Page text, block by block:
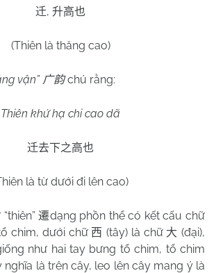
迁, 升高也
(Thiên là thăng cao)
vận” 广韵 chú rằng:
Thiên khứ hạ chi cao dã
迁去下之高也
là từ dưới đi lên cao)
遷dạng phồn thể có kết cấu chữ
chim, dưới chữ 西 (tây) là chữ 大 (đại),
như hai tay bưng tổ chim, tổ chim
nghĩa là trên cây, leo lên cây mang ý là